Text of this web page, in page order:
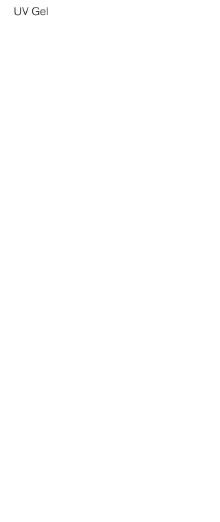
UV Gel